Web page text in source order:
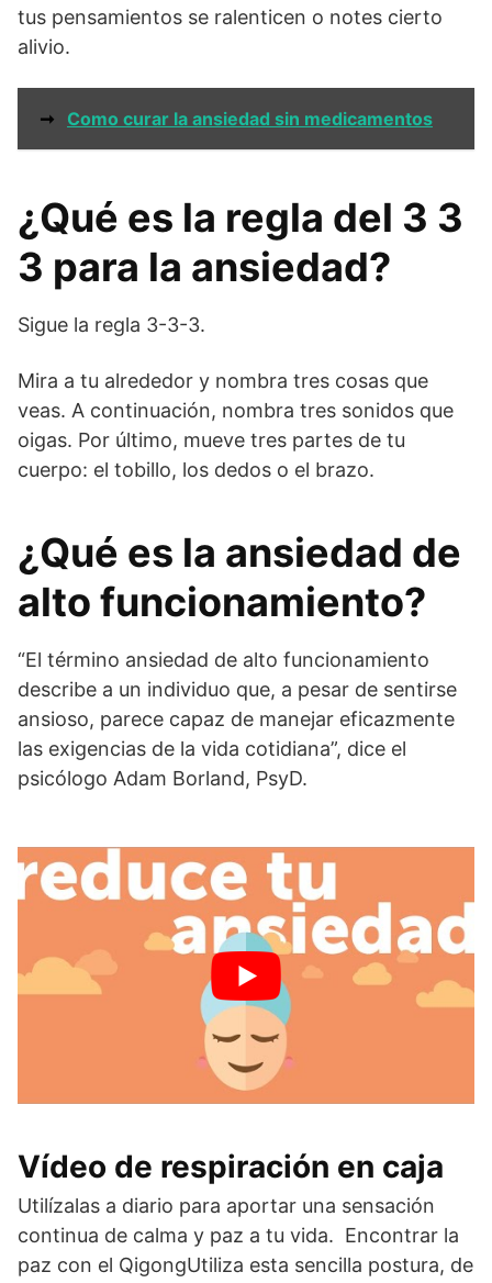
tus pensamientos se ralenticen o notes cierto
alivio.
➞ Como curar la ansiedad sin medicamentos
¿Qué es la regla del 3 3
3 para la ansiedad?
Sigue la regla 3-3-3.
Mira a tu alrededor y nombra tres cosas que
veas. A continuación, nombra tres sonidos que
oigas. Por último, mueve tres partes de tu
cuerpo: el tobillo, los dedos o el brazo.
¿Qué es la ansiedad de
alto funcionamiento?
“El término ansiedad de alto funcionamiento
describe a un individuo que, a pesar de sentirse
ansioso, parece capaz de manejar eficazmente
las exigencias de la vida cotidiana”, dice el
psicólogo Adam Borland, PsyD.
Vídeo de respiración en caja
Utilízalas a diario para aportar una sensación
continua de calma y paz a tu vida. Encontrar la
paz con el QigongUtiliza esta sencilla postura, de